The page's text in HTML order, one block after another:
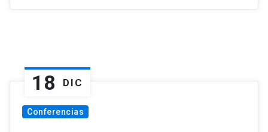
18 DIC
Conferencias